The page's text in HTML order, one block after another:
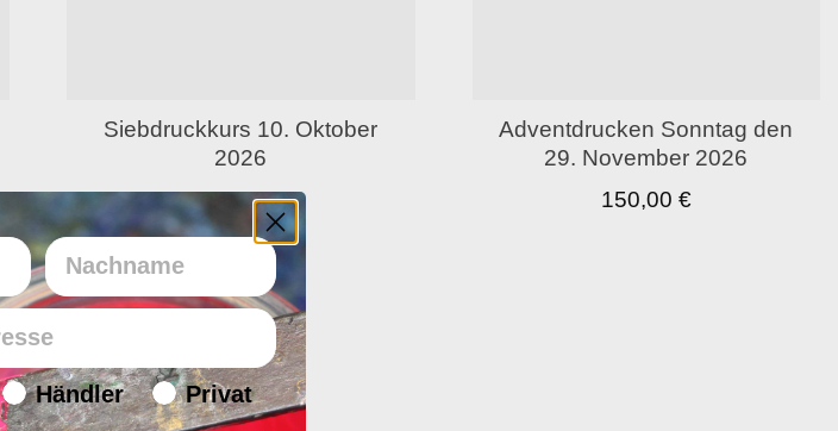
Siebdruckkurs 10. Oktober
2026
150,00€
Adventdrucken Sonntag den
29. November 2026
150,00 €
Nachname
Endverbraucher/Haendler
Händler Privat